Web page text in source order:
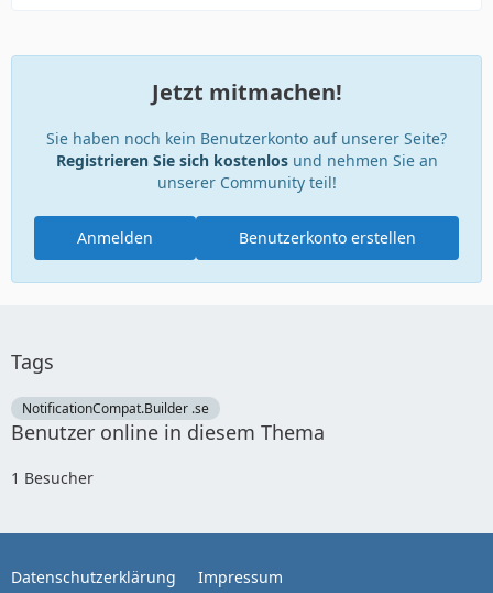
Jetzt mitmachen!
Sie haben noch kein Benutzerkonto auf unserer Seite?
Registrieren Sie sich kostenlosund nehmen Sie an
unserer Community teil!
Benutzerkonto erstellen
Anmelden
Tags
NotificationCompat.Builder .se
Benutzer online in diesem Thema
1 Besucher
Datenschutzerklärung Impressum